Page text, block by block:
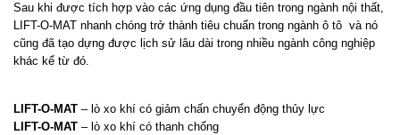
Sau khi được tích hợp vào các ứng dụng đầu tiên trong ngành nội thất,
LIFT-O-MAT nhanh chóng trở thành tiêu chuẩn trong ngành ô tô và nó
cũng đã tạo dựng được lịch sử lâu dài trong nhiều ngành công nghiệp
khác kể từ đó.
LIFT-O-MAT – lò xo khí có giảm chấn chuyển động thủy lực
LIFT-O-MAT – lò xo khí có thanh chống